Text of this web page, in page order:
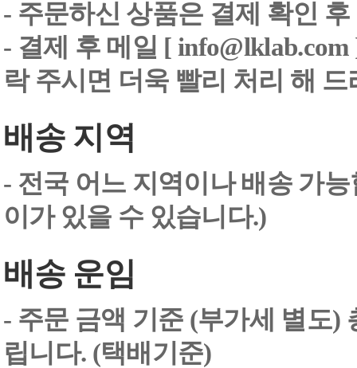
- 주문하신 상품은 결제 확인
- 결제 후 메일 [
락 주시면 더욱 빨리 처리 해
배송 지역
- 전국 어느 지역이나 배송 가
이가 있을 수 있습니다.)
배송 운임
- 주문 금액 기준 (부가세 별도)
립니다. (택배기준)